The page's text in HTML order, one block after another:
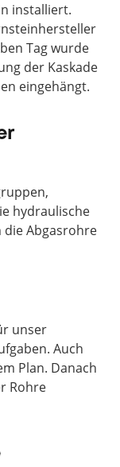
installiert.
Tag wurde
der Kaskade
eingehängt.
hydraulische
Abgasrohre
unser
Auch
Plan. Danach
Rohre